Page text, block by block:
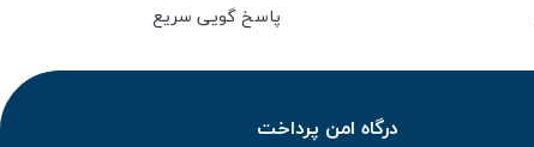
پاسخ گویی سریع
درگاه امن پرداخت